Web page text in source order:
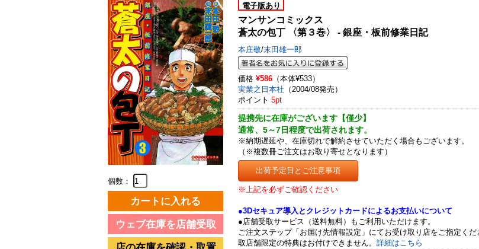
個数：
電子版あり
マンサンコミックス
蒼太の包丁 〈第３巻〉 - 銀座・板前修業日記
本庄敬/末田雄一郎
価格 ¥586 （本体¥533）
実業之日本社 （2004/08発売）
ポイント 5pt
提携先に在庫がございます【僅少】
通常、5～7日程度で出荷されます。
※納期遅延や、在庫切れで解約させていただく場合もございます。
（※複数冊ご注文はお取り寄せとなります）
出荷予定日とご注意事項
※上記を必ずご確認ください
●3Dセキュア導入とクレジットカードによるお支払いについて
●店舗受取サービス（送料無料）もご利用いただけます。
ご注文ステップ「お届け先情報設定」にてお受け取り店をご指定くだ
取店舗限定の特典はお付けできません。 詳細はこちら